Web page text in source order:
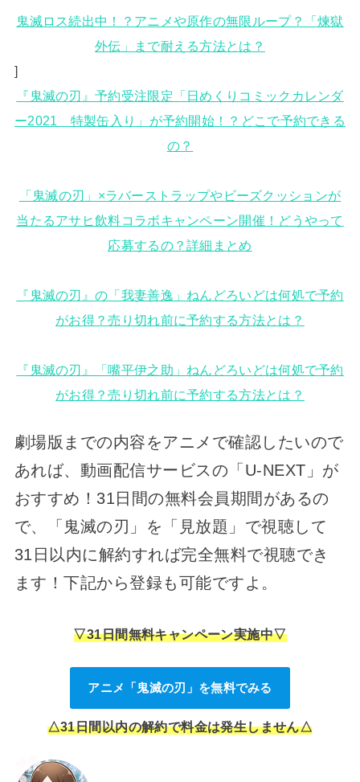
鬼滅ロス続出中！？アニメや原作の無限ループ？「煉獄
外伝」まで耐える方法とは？
]
『鬼滅の刃』予約受注限定「日めくりコミックカレンダ
ー2021 特製缶入り」が予約開始！？どこで予約できる
の？
「鬼滅の刃」×ラバーストラップやビーズクッションが
当たるアサヒ飲料コラボキャンペーン開催！どうやって
応募するの？詳細まとめ
『鬼滅の刃』の「我妻善逸」ねんどろいどは何処で予約
がお得？売り切れ前に予約する方法とは？
『鬼滅の刃』「嘴平伊之助」ねんどろいどは何処で予約
がお得？売り切れ前に予約する方法とは？
劇場版までの内容をアニメで確認したいので
あれば、動画配信サービスの「U-NEXT」が
おすすめ！31日間の無料会員期間があるの
で、「鬼滅の刃」を「見放題」で視聴して
31日以内に解約すれば完全無料で視聴でき
ます！下記から登録も可能ですよ。
▽31日間無料キャンペーン実施中▽
アニメ「鬼滅の刃」を無料でみる
△31日間以内の解約で料金は発生しません△